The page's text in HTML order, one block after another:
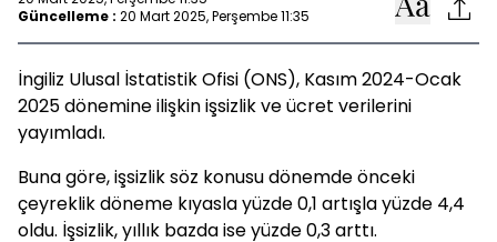
Güncelleme : 20 Mart 2025, Perşembe 11:35
İngiliz Ulusal İstatistik Ofisi (ONS), Kasım 2024-Ocak
2025 dönemine ilişkin işsizlik ve ücret verilerini
yayımladı.
Buna göre, işsizlik söz konusu dönemde önceki
çeyreklik döneme kıyasla yüzde 0,1 artışla yüzde 4,4
oldu. İşsizlik, yıllık bazda ise yüzde 0,3 arttı.